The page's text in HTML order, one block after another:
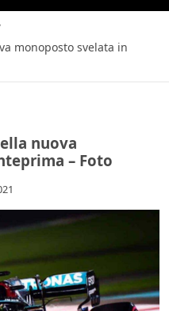
monoposto svelata in
nuova
– Foto